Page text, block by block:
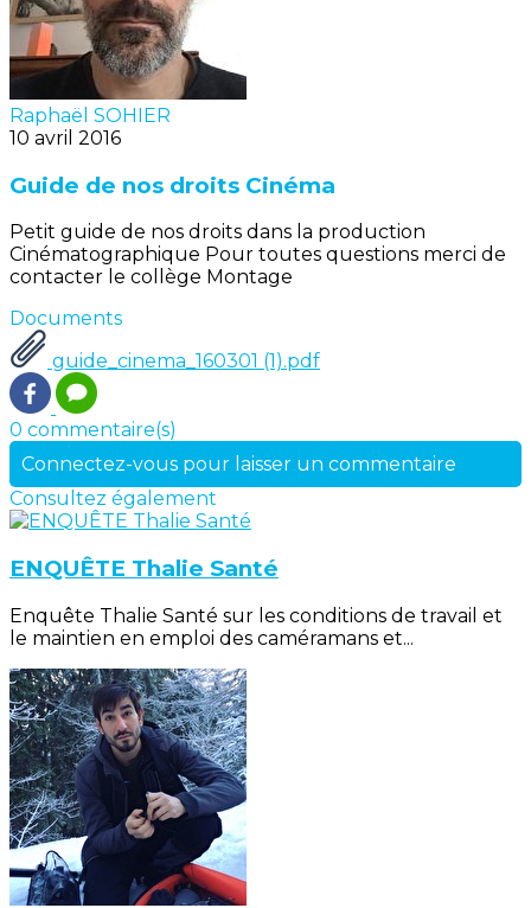
Raphaël SOHIER
10 avril 2016
Guide de nos droits Cinéma
Petit guide de nos droits dans la production
Cinématographique Pour toutes questions merci de
contacter le collège Montage
Documents
guide_cinema_160301 (1).pdf
0 commentaire(s)
Connectez-vous pour laisser un commentaire
Consultez également
ENQUÊTE Thalie Santé
Enquête Thalie Santé sur les conditions de travail et
le maintien en emploi des caméramans et...